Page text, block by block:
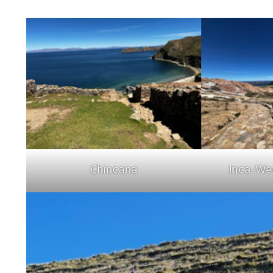
Chincana Inca-